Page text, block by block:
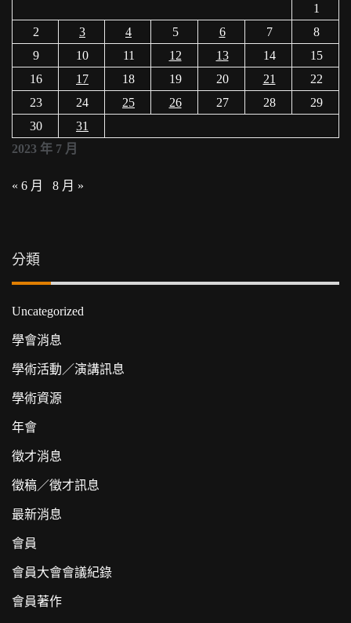
2023 年 7 月
1
2
3 4 5 6 7
8
9
10 11 12 13 14
15
16
17 18 19 20 21
22
23
24 25 26 27 28
29
30
31
« 6 月 8 月 »
分類
Uncategorized
學會消息
學術活動／演講訊息
學術資源
年會
徵才消息
徵稿／徵才訊息
最新消息
會員
會員大會會議紀錄
會員著作